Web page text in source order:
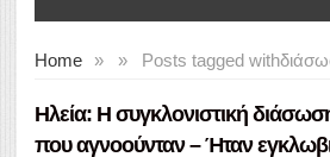
Home » Posts tagged with
»
Ηλεία: Η συγκλονιστική
που αγνοούνταν – Ήταν